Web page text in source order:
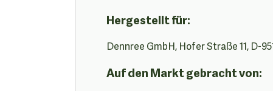
Hergestellt für:
Dennree GmbH, Hofer Straße 11, D-
Auf den Markt gebracht von: